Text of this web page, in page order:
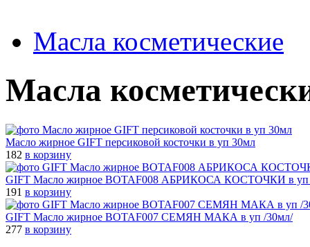
Масла косметические
Масла
Масло жирное GIFT персиковой косточки в уп 30мл
182 в корзину
GIFT Масло жирное BOTAF008 АБРИКОСА КОСТОЧКИ в уп
191 в корзину
GIFT Масло жирное BOTAF007 СЕМЯН МАКА в уп /30мл/
277 в корзину